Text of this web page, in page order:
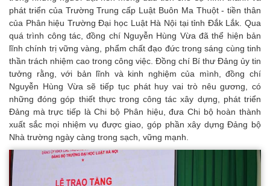
phát triển của Trường Trung cấp Luật Buôn Ma Thuột - tiền thân
của Phân hiệu Trường Đại học Luật Hà Nội tại tỉnh Đắk Lắk. Qua
quá trình công tác, đồng chí Nguyễn Hùng Vừa đã thể hiện bản
lĩnh chính trị vững vàng, phẩm chất đạo đức trong sáng cùng tinh
thần trách nhiệm cao trong công việc. Đồng chí Bí thư Đảng ủy tin
tưởng rằng, với bản lĩnh và kinh nghiệm của mình, đồng chí
Nguyễn Hùng Vừa sẽ tiếp tục phát huy vai trò nêu gương, có
những đóng góp thiết thực trong công tác xây dựng, phát triển
Đảng mà trực tiếp là Chi bộ Phân hiệu, đưa Chi bộ hoàn thành
xuất sắc mọi nhiệm vụ được giao, góp phần xây dựng Đảng bộ
Nhà trường ngày càng trong sạch, vững mạnh.